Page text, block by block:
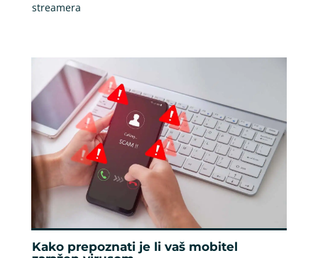
streamera
Kako prepoznati je li vaš mobitel